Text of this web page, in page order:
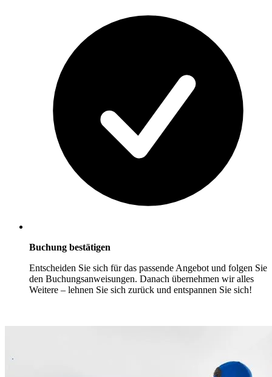
Buchung bestätigen
Entscheiden Sie sich für das passende Angebot und folgen Sie
den Buchungsanweisungen. Danach übernehmen wir alles
Weitere – lehnen Sie sich zurück und entspannen Sie sich!